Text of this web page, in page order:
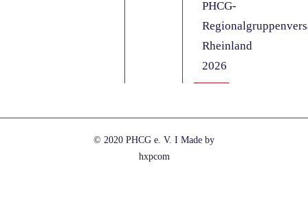
PHCG-
Rheinland
2026
© 2020 PHCG e. V. I Made by
hxpcom